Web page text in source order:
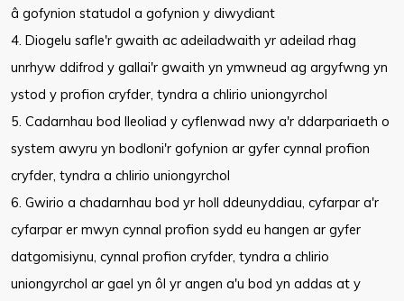
â gofynion statudol a gofynion y diwydiant
4. Diogelu safle'r gwaith ac adeiladwaith yr adeilad rhag
unrhyw ddifrod y gallai'r gwaith yn ymwneud ag argyfwng yn
ystod y profion cryfder, tyndra a chlirio uniongyrchol
5. Cadarnhau bod lleoliad y cyflenwad nwy a'r ddarpariaeth o
system awyru yn bodloni'r gofynion ar gyfer cynnal profion
cryfder, tyndra a chlirio uniongyrchol
6. Gwirio a chadarnhau bod yr holl ddeunyddiau, cyfarpar a'r
cyfarpar er mwyn cynnal profion sydd eu hangen ar gyfer
datgomisiynu, cynnal profion cryfder, tyndra a chlirio
uniongyrchol ar gael yn ôl yr angen a'u bod yn addas at y